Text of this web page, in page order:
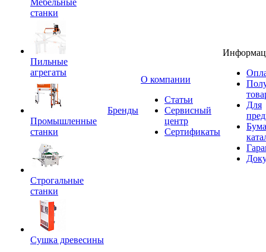
Мебельные
станки
Пильные
агрегаты
Промышленные
станки
Строгальные
станки
Сушка древесины
Бренды
O компании
Статьи
Сервисный
центр
Сертификаты
Для